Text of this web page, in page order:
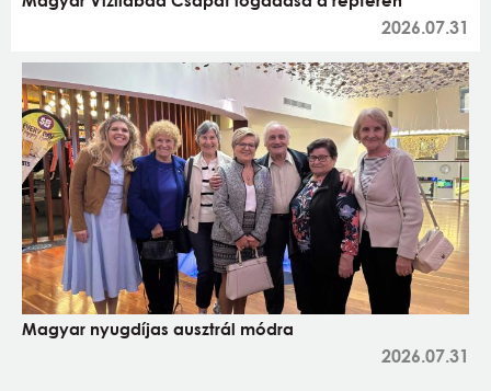
2026.07.31
Magyar nyugdíjas ausztrál módra
2026.07.31